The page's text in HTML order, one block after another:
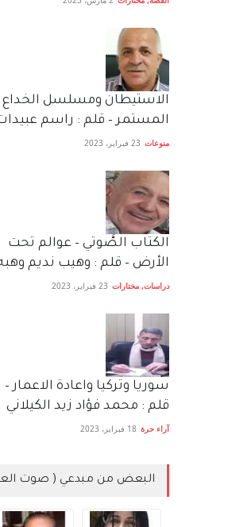
الاستيطان ومسلسل الخداع
المستمر – قلم : راسم
منوعات 23 فبراير، 2023
الكتاب الصَّوتي – عوالم تحت
الأرض – قلم : وهيب نديم
دراسات, مختارات 23 فبراير، 2023
سوريا وتركيا واعادة الاعمار –
قلم : محمد فؤاد زيد الكيلاني
آراء حرة 18 فبراير، 2023
البعض من مبدعي ( صوت